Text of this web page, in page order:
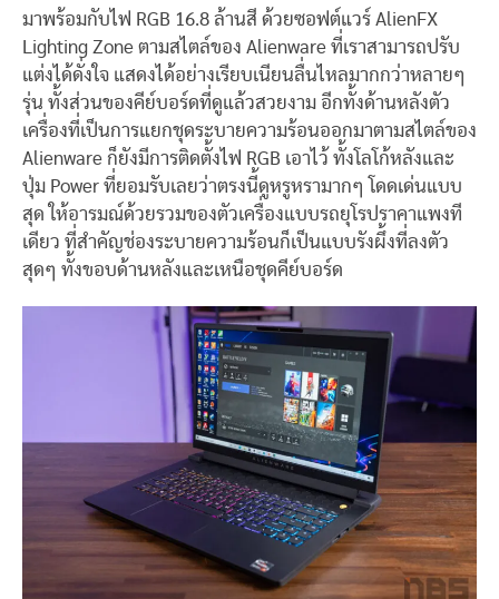
มาพร้อมกับไฟ RGB 16.8 ล้านสี ด้วยซอฟต์แวร์ AlienFX
Lighting Zone ตามสไตล์ของ Alienware ที่เราสามารถปรับ
แต่งได้ดั่งใจ แสดงได้อย่างเรียบเนียนลื่นไหลมากกว่าหลายๆ
รุ่น ทั้งส่วนของคีย์บอร์ดที่ดูแล้วสวยงาม อีกทั้งด้านหลังตัว
เครื่องที่เป็นการแยกชุดระบายความร้อนออกมาตามสไตล์ของ
Alienware ก็ยังมีการติดตั้งไฟ RGB เอาไว้ ทั้งโลโก้หลังและ
ปุ่ม Power ที่ยอมรับเลยว่าตรงนี้ดูหรูหรามากๆ โดดเด่นแบบ
สุด ให้อารมณ์ด้วยรวมของตัวเครื่องแบบรถยุโรปราคาแพงที
เดียว ที่สำคัญช่องระบายความร้อนก็เป็นแบบรังผึ้งที่ลงตัว
สุดๆ ทั้งขอบด้านหลังและเหนือชุดคีย์บอร์ด